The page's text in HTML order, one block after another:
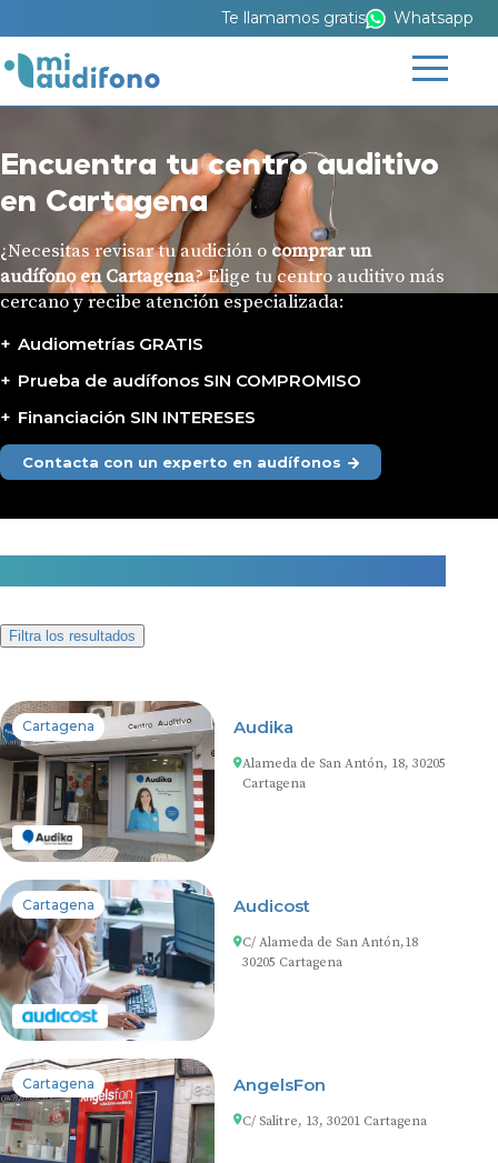
Te llamamos gratis Whatsapp
Encuentra tu centro auditivo
en Cartagena
¿Necesitas revisar tu audición o comprar un
audífono en Cartagena? Elige tu centro auditivo más
cercano y recibe atención especializada:
Audiometrías GRATIS
Prueba de audífonos SIN COMPROMISO
Financiación SIN INTERESES
Contacta con un experto en audífonos
8 centros auditivos en Cartagena
Filtra los resultados
Cartagena Audika
Alameda de San Antón, 18, 30205
Cartagena
Cartagena Audicost
C/ Alameda de San Antón,18
30205 Cartagena
Cartagena AngelsFon
C/ Salitre, 13, 30201 Cartagena